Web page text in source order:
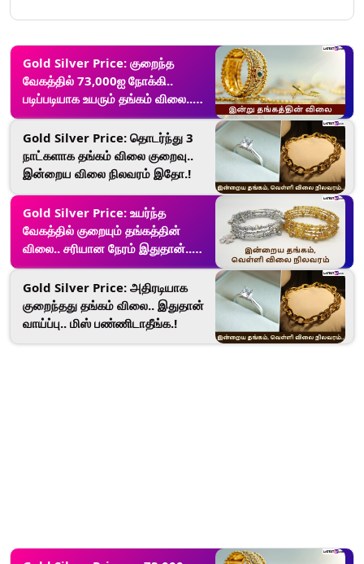
Gold Silver Price: குறைந்த
வேகத்தில் 73,000ஐ நோக்கி..
படிப்படியாக உயரும் தங்கம் விலை..
விவரம் இதோ.!
Gold Silver Price: தொடர்ந்து 3
நாட்களாக தங்கம் விலை குறைவு..
இன்றைய விலை நிலவரம் இதோ.!
Gold Silver Price: உயர்ந்த
வேகத்தில் குறையும் தங்கத்தின்
விலை.. சரியான நேரம் இதுதான்..
வாய்ப்பை தவற விட்டுடாதீங்க.!
Gold Silver Price: அதிரடியாக
குறைந்தது தங்கம் விலை.. இதுதான்
வாய்ப்பு.. மிஸ் பண்ணிடாதீங்க.!